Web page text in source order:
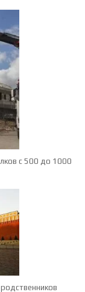
с 500 до 1000